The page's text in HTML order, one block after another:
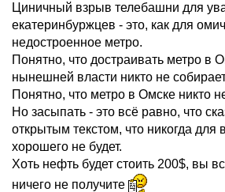
Циничный взрыв телебашни для
екатеринбуржцев - это, как для
недостроенное метро.
Понятно, что достраивать метро в
нынешней власти никто не
Понятно, что метро в Омске никто
Но засыпать - это всё равно, что
открытым текстом, что никогда для
хорошего не будет.
Хоть нефть будет стоить 200$, вы
ничего не получите